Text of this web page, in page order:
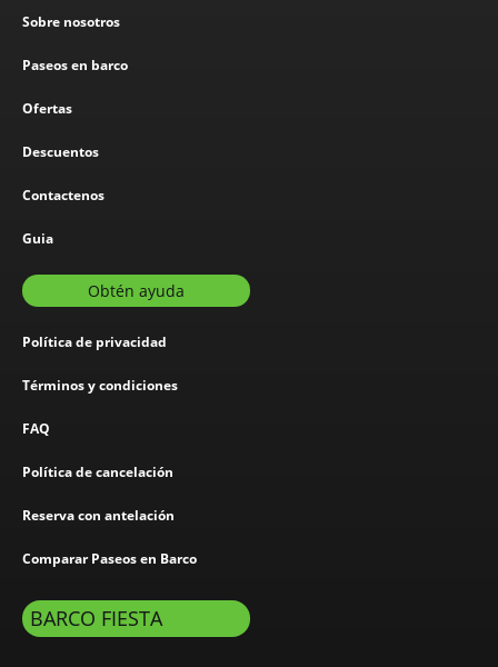
Sobre nosotros
Paseos en barco
Ofertas
Descuentos
Contactenos
Guia
Obtén ayuda
Política de privacidad
Términos y condiciones
FAQ
Política de cancelación
Reserva con antelación
Comparar Paseos en Barco
BARCO FIESTA